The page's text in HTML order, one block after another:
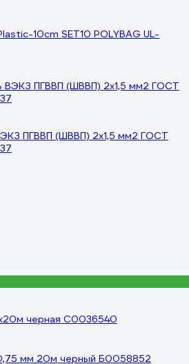
10cm SET10 POLYBAG UL-
ПГВВП (ШВВП) 2x1,5 мм2 ГОСТ
черная C0036540